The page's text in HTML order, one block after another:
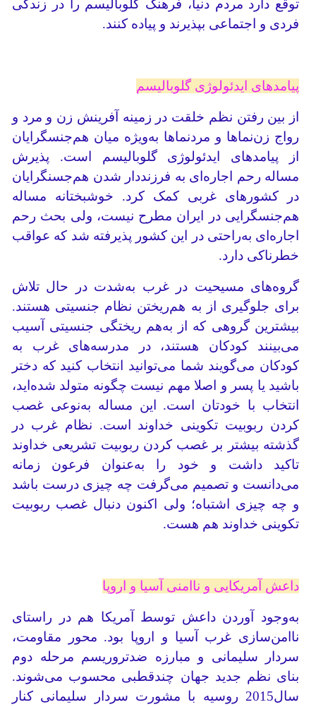
توقع دارد مردم دنیا، فرهنگ گلوبالیسم را در زندگی
فردی و اجتماعی بپذیرند و پیاده کنند.
پیامدهای ایدئولوژی گلوبالیسم
از بین رفتن نظم خلقت در زمینه آفرینش زن و مرد و
رواج زن‌نماها و مردنماها به‌ویژه میان هم‌جنسگرایان
از پیامدهای ایدئولوژی گلوبالیسم است. پذیرش
مساله رحم اجاره‌ای به فرزنددار شدن هم‌جسنگرایان
در کشورهای غربی کمک کرد. خوشبختانه مساله
هم‌جنسگرایی در ایران مطرح نیست، ولی بحث رحم
اجاره‌ای به‌راحتی در این کشور پذیرفته شد که عواقب
خطرناکی دارد.
گروه‌های مسیحیت در غرب به‌شدت در حال تلاش
برای جلوگیری از به هم‌ریختن نظام جنسیتی هستند.
بیشترین گروهی که از به‌هم ریختگی جنسیتی آسیب
می‌بینند کودکان هستند، در مدرسه‌های غرب به
کودکان می‌گویند شما می‌توانید انتخاب کنید که دختر
باشید یا پسر و اصلا مهم نیست چگونه متولد شده‌اید،
انتخاب با خودتان است. این مساله به‌نوعی غصب
کردن ربوبیت تکوینی خداوند است. نظام غرب در
گذشته بیشتر بر غصب کردن ربوبیت تشریعی خداوند
تاکید داشت و خود را به‌عنوان فرعون زمانه
می‌دانست و تصمیم می‌گرفت چه چیزی درست باشد
و چه چیزی اشتباه؛ ولی اکنون دنبال غصب ربوبیت
تکوینی خداوند هم هست.
داعش آمریکایی و ناامنی آسیا و اروپا
به‌وجود آوردن داعش توسط آمریکا هم در راستای
ناامن‌سازی غرب آسیا و اروپا بود. محور مقاومت،
سردار سلیمانی و مبارزه ضدتروریسم مرحله دوم
بنای نظم جدید جهان چند‌قطبی محسوب می‌شوند.
سال2015 روسیه با مشورت سردار سلیمانی کنار